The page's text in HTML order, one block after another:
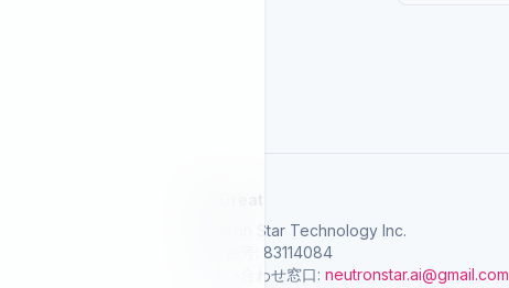
Neutron Star Technology Inc.
統一番号: 83114084
お問い合わせ窓口: neutronstar.ai@gmail.com